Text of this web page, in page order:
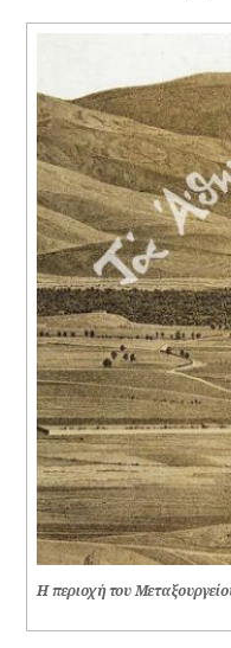
Η περιοχή του